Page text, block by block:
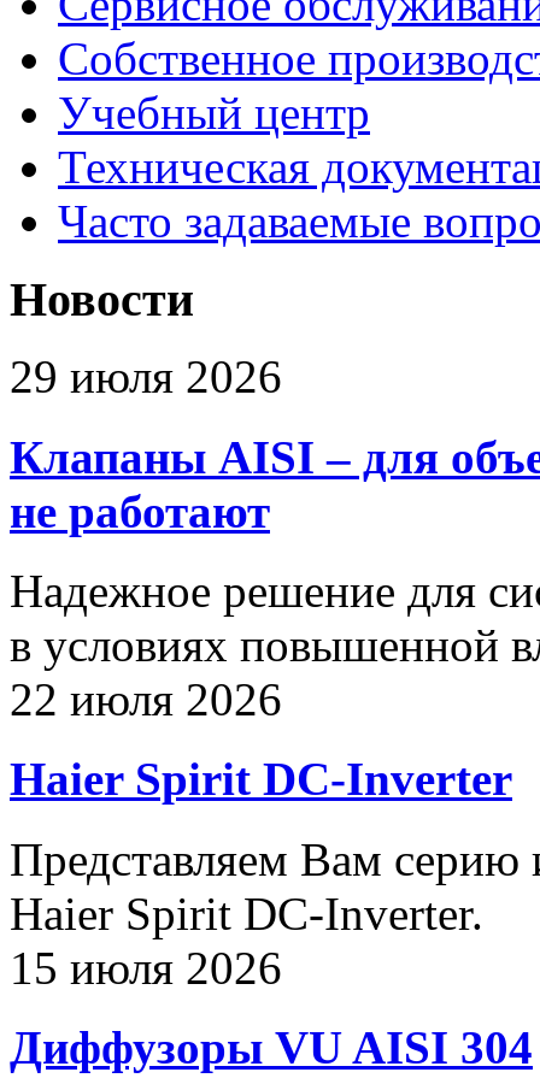
Собственное
Учебный центр
Техническая
Часто задаваемые
Новости
29 июля 2026
Клапаны AISI – для
не работают
Надежное решение для
в условиях повышенной
22 июля 2026
Haier Spirit DC-Inverter
Представляем Вам серию
Haier Spirit DC-Inverter.
15 июля 2026
Диффузоры VU AISI 304